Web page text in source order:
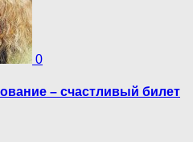
0
– счастливый билет